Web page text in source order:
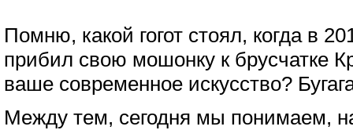
Помню, какой гогот стоял, когда в
прибил свою мошонку к брусчатке
ваше современное искусство?
Между тем, сегодня мы понимаем,